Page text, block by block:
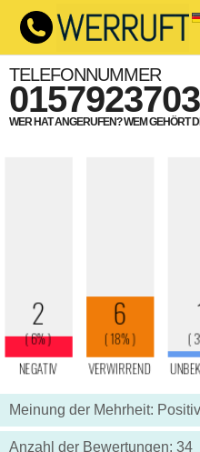
TELEFONNUMMER
WER HAT ANGERUFEN? WEM GEHÖRT
Meinung der Mehrheit:
Anzahl der Bewertungen: 34